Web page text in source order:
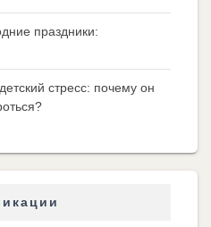
праздники:
стресс: почему он